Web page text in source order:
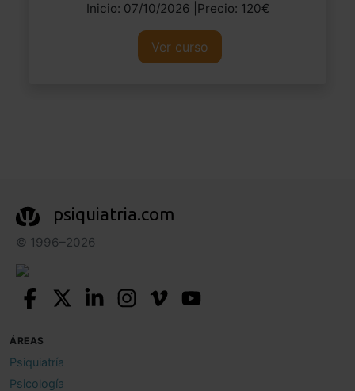
Inicio: 07/10/2026 |Precio: 120€
Ver curso
psiquiatria.com
© 1996–2026
ÁREAS
Psiquiatría
Psicología